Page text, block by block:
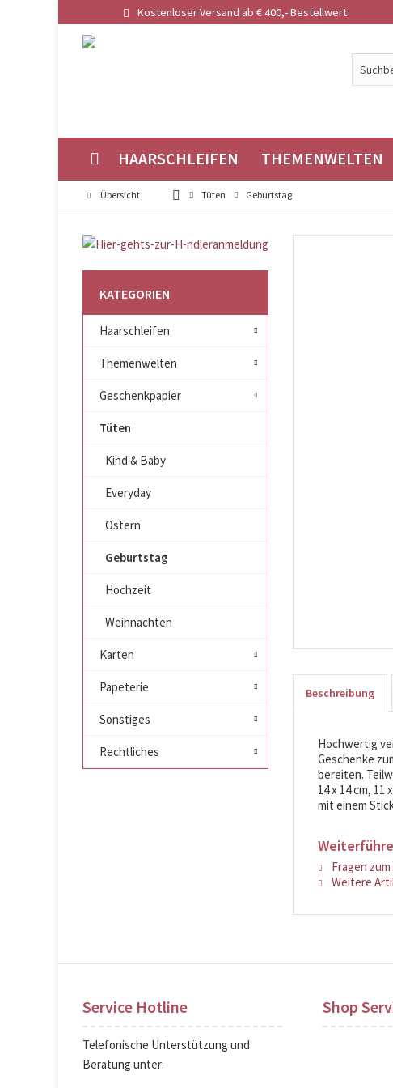
Kostenloser Versand ab € 400,- Bestellwert
HAARSCHLEIFEN THEMENWELTEN
Übersicht Tüten Geburtstag
KATEGORIEN
Haarschleifen
Themenwelten
Geschenkpapier
Tüten
Kind & Baby
Everyday
Ostern
Geburtstag
Hochzeit
Weihnachten
Karten
Papeterie
Sonstiges
Rechtliches
Beschreibung
Hochwertig
Geschenke
bereiten.
14 x 14 cm,
mit einem
Fragen
Weitere
Service Hotline
Telefonische Unterstützung und
Beratung unter:
Shop